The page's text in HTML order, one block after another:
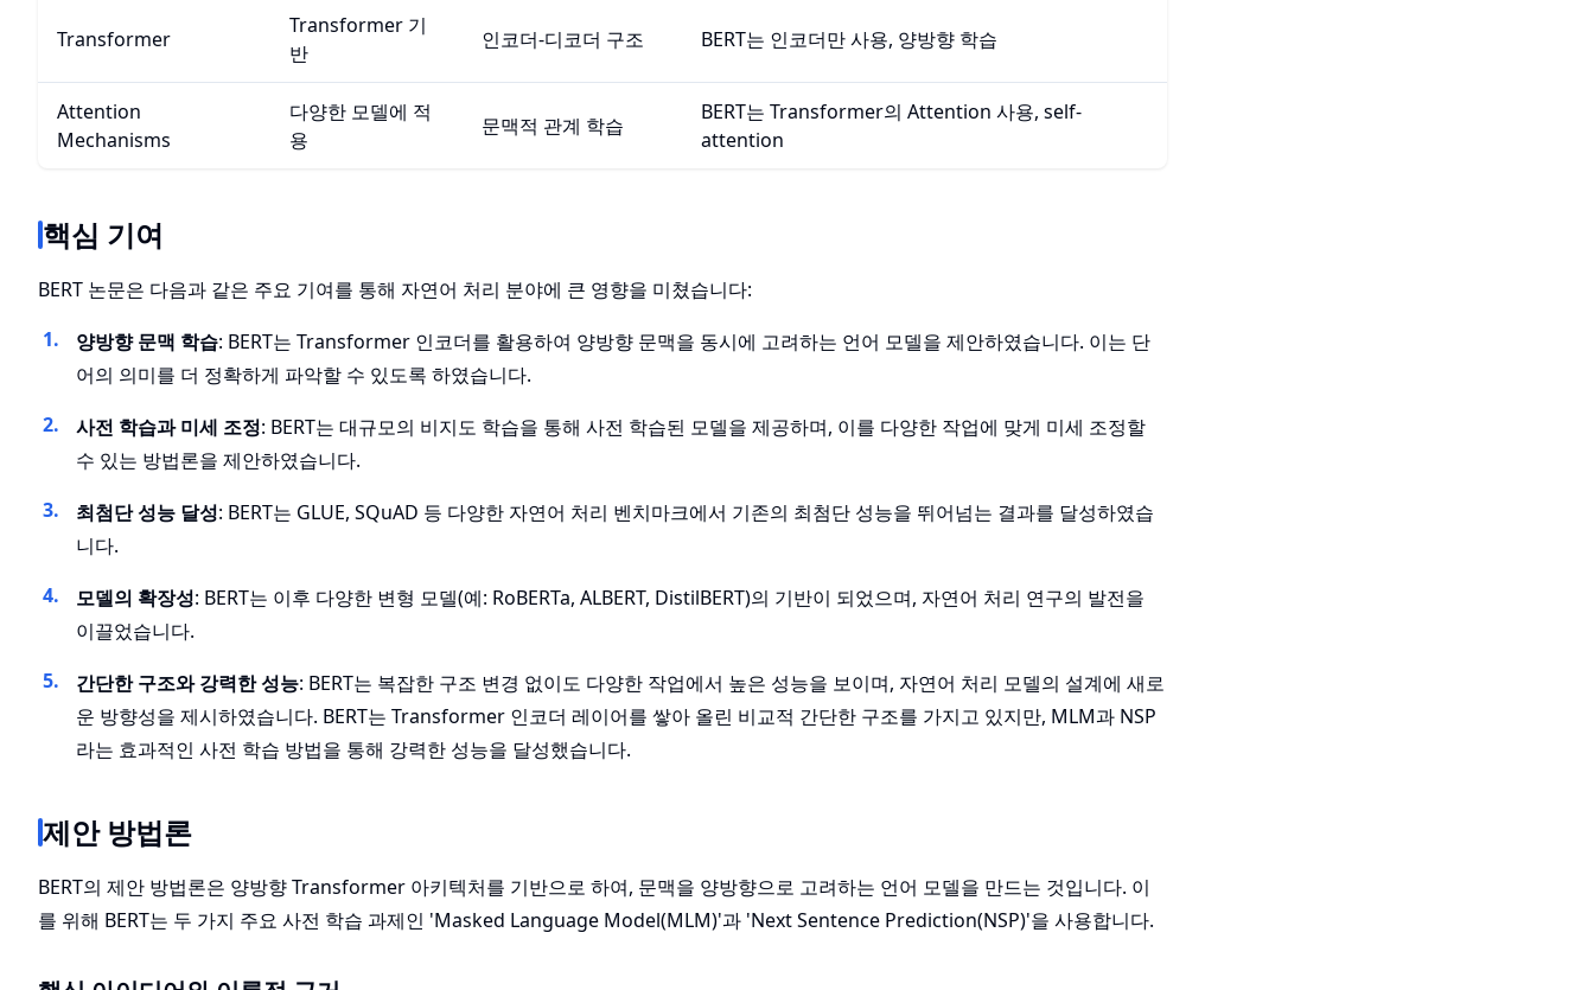
Transformer
Transformer 기
반
인코더-디코더 구조 BERT는 인코더만 사용, 양방향 학습
Attention
Mechanisms
다양한 모델에 적
용
문맥적 관계 학습
BERT는 Transformer의 Attention 사용, self-
attention
핵심 기여
BERT 논문은 다음과 같은 주요 기여를 통해 자연어 처리 분야에 큰 영향을 미쳤습니다:
양방향 문맥 학습: BERT는 Transformer 인코더를 활용하여 양방향 문맥을 동시에 고려하는 언어 모델을 제안하였습니다. 이는 단
어의 의미를 더 정확하게 파악할 수 있도록 하였습니다.
사전 학습과 미세 조정: BERT는 대규모의 비지도 학습을 통해 사전 학습된 모델을 제공하며, 이를 다양한 작업에 맞게 미세 조정할
수 있는 방법론을 제안하였습니다.
최첨단 성능 달성: BERT는 GLUE, SQuAD 등 다양한 자연어 처리 벤치마크에서 기존의 최첨단 성능을 뛰어넘는 결과를 달성하였습
니다.
모델의 확장성: BERT는 이후 다양한 변형 모델(예: RoBERTa, ALBERT, DistilBERT)의 기반이 되었으며, 자연어 처리 연구의 발전을
이끌었습니다.
간단한 구조와 강력한 성능: BERT는 복잡한 구조 변경 없이도 다양한 작업에서 높은 성능을 보이며, 자연어 처리 모델의 설계에 새로
운 방향성을 제시하였습니다. BERT는 Transformer 인코더 레이어를 쌓아 올린 비교적 간단한 구조를 가지고 있지만, MLM과 NSP
라는 효과적인 사전 학습 방법을 통해 강력한 성능을 달성했습니다.
제안 방법론
BERT의 제안 방법론은 양방향 Transformer 아키텍처를 기반으로 하여, 문맥을 양방향으로 고려하는 언어 모델을 만드는 것입니다. 이
를 위해 BERT는 두 가지 주요 사전 학습 과제인 'Masked Language Model(MLM)'과 'Next Sentence Prediction(NSP)'을 사용합니다.